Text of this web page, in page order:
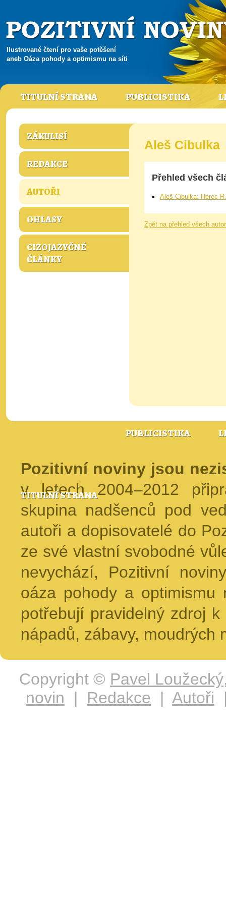
Ilustrované čtení pro vaše potěšení
aneb Oáza pohody a optimismu na síti
TITULNÍ STRANA PUBLICISTIKA
ZÁKULISÍ
REDAKCE
AUTOŘI
OHLASY
CIZOJAZYČNÉ
ČLÁNKY
Aleš Cibulka
Přehled všech
Aleš Cibulka: Herec
Zpět na přehled všech
TITULNÍ STRANA
PUBLICISTIKA
Pozitivní noviny jsou
v letech 2004–2012
skupina nadšenců pod
autoři a dopisovatelé do
ze své vlastní svobodné
nevychází, Pozitivní
oáza pohody a
potřebují pravidelný zdroj
nápadů, zábavy, moudrých
Copyright © Pavel Loužecký
novin | Redakce | Autoři